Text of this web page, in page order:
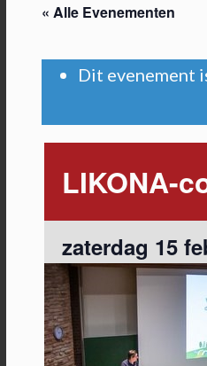
« Alle Evenementen
Dit evenement
LIKONA-
zaterdag 15